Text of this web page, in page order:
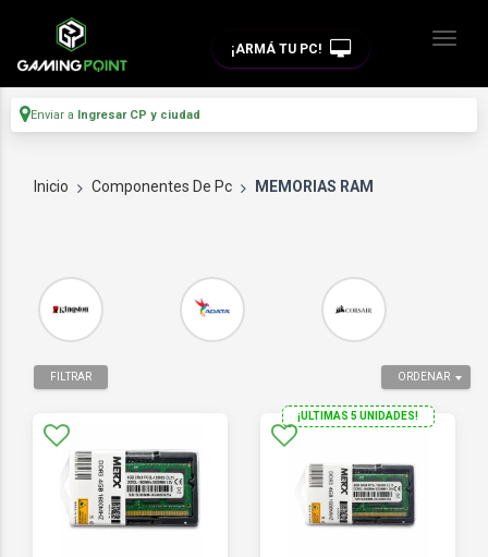
¡ARMÁ TU PC!
Enviar a Ingresar CP y ciudad
Inicio Componentes De Pc MEMORIAS RAM
ORDENAR
FILTRAR
¡ULTIMAS 5 UNIDADES!